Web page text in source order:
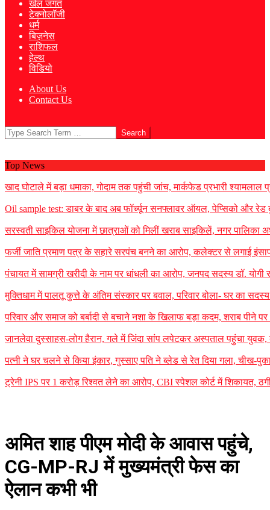
खेल जगत
टेक्नोलॉजी
धर्म
बिज़नेस
राशिफल
हेल्थ
विडियो
About Us
Contact Us
Search
Top News
खाद घोटाले में बड़ा धमाका, गोदाम तक पहुंची जांच, मार्कफेड प्रभारी
Oil sample test: डाबर के बाद अब फॉर्च्यून सनफ्लावर ऑयल, पेप्सिको और
सरस्वती साइकिल योजना में छात्राओं को मिलीं खराब साइकिलें, नगर पालिका
फर्जी जाति प्रमाण पत्र के सहारे सरपंच बनने का आरोप, कलेक्टर से लगाई
पंचायत में सामग्री खरीदी के नाम पर धांधली का आरोप, जनपद सदस्य डॉ. योगी
मुक्तिधाम में पालतू कुत्ते के अंतिम संस्कार पर बवाल, परिवार बोला- घर का
परिवार और समाज को बर्बादी से बचाने नशा के खिलाफ बड़ा कदम, शराब पीने
जानलेवा दुस्साहस-लोग हैरान, गले में जिंदा सांप लपेटकर अस्पताल पहुंचा युवक,
पत्नी ने घर चलने से किया इंकार, गुस्साए पति ने ब्लेड से रेत दिया गला, चीख-
ट्रेनी IPS पर 1 करोड़ रिश्वत लेने का आरोप, CBI स्पेशल कोर्ट में शिकायत,
अमित शाह पीएम मोदी के आवास पहुंचे,
CG-MP-RJ में मुख्यमंत्री फेस का
ऐलान कभी भी